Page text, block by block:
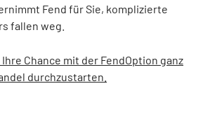
Fend für Sie, komplizierte
fallen weg.
Chance mit der FendOption ganz
durchzustarten.